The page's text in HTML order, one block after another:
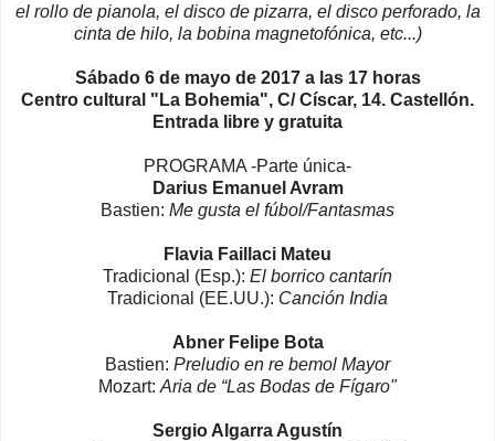
el rollo de pianola, el disco de pizarra, el disco perforado, la
cinta de hilo, la bobina magnetofónica, etc...)
Sábado 6 de mayo de 2017 a las 17 horas
Centro cultural "La Bohemia", C/ Císcar, 14. Castellón.
Entrada libre y gratuita
PROGRAMA -Parte única-
Darius Emanuel Avram
Bastien: Me gusta el fúbol/Fantasmas
Flavia Faillaci Mateu
Tradicional (Esp.): El borrico cantarín
Tradicional (EE.UU.): Canción India
Abner Felipe Bota
Bastien: Preludio en re bemol Mayor
Mozart: Aria de “Las Bodas de Fígaro"
Sergio Algarra Agustín